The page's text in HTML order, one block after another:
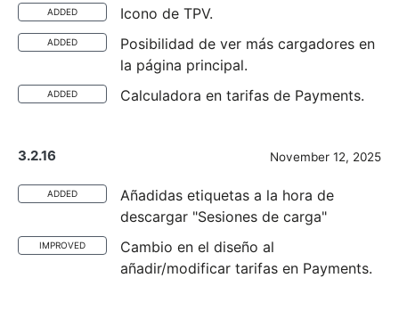
ADDED Icono de TPV.
ADDED
Posibilidad de ver más cargadores en
la página principal.
ADDED Calculadora en tarifas de Payments.
3.2.16 November 12, 2025
ADDED
Añadidas etiquetas a la hora de
descargar "Sesiones de carga"
IMPROVED
Cambio en el diseño al
añadir/modificar tarifas en Payments.